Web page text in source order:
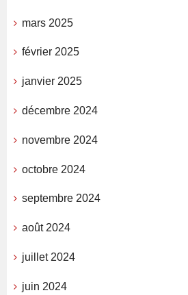
mars 2025
février 2025
janvier 2025
décembre 2024
novembre 2024
octobre 2024
septembre 2024
août 2024
juillet 2024
juin 2024